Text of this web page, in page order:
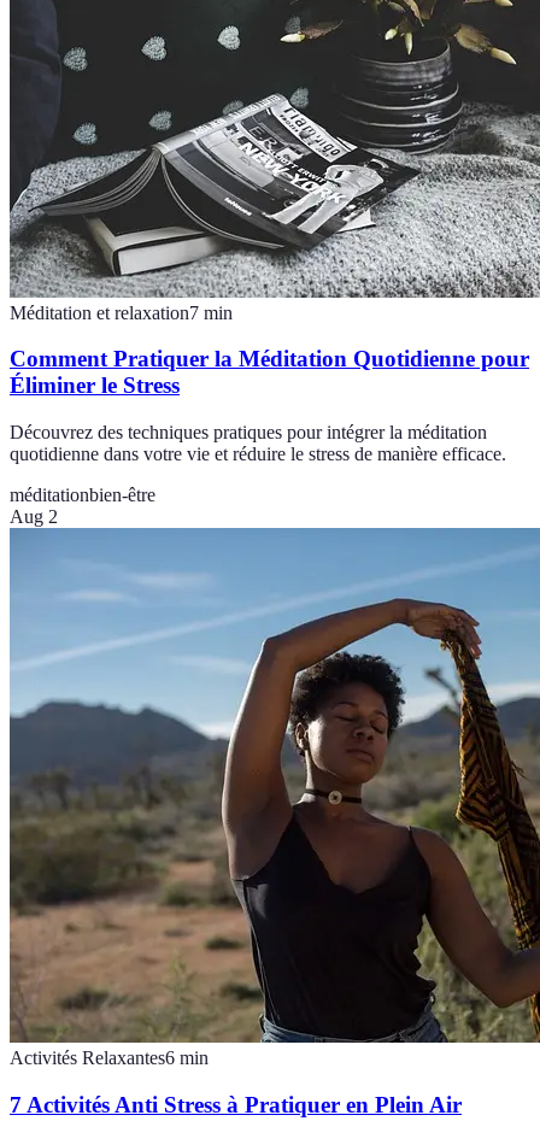
Méditation et relaxation7 min
Comment Pratiquer la Méditation Quotidienne pour
Éliminer le Stress
Découvrez des techniques pratiques pour intégrer la méditation
quotidienne dans votre vie et réduire le stress de manière efficace.
méditationbien-être
Aug 2
Activités Relaxantes6 min
7 Activités Anti Stress à Pratiquer en Plein Air